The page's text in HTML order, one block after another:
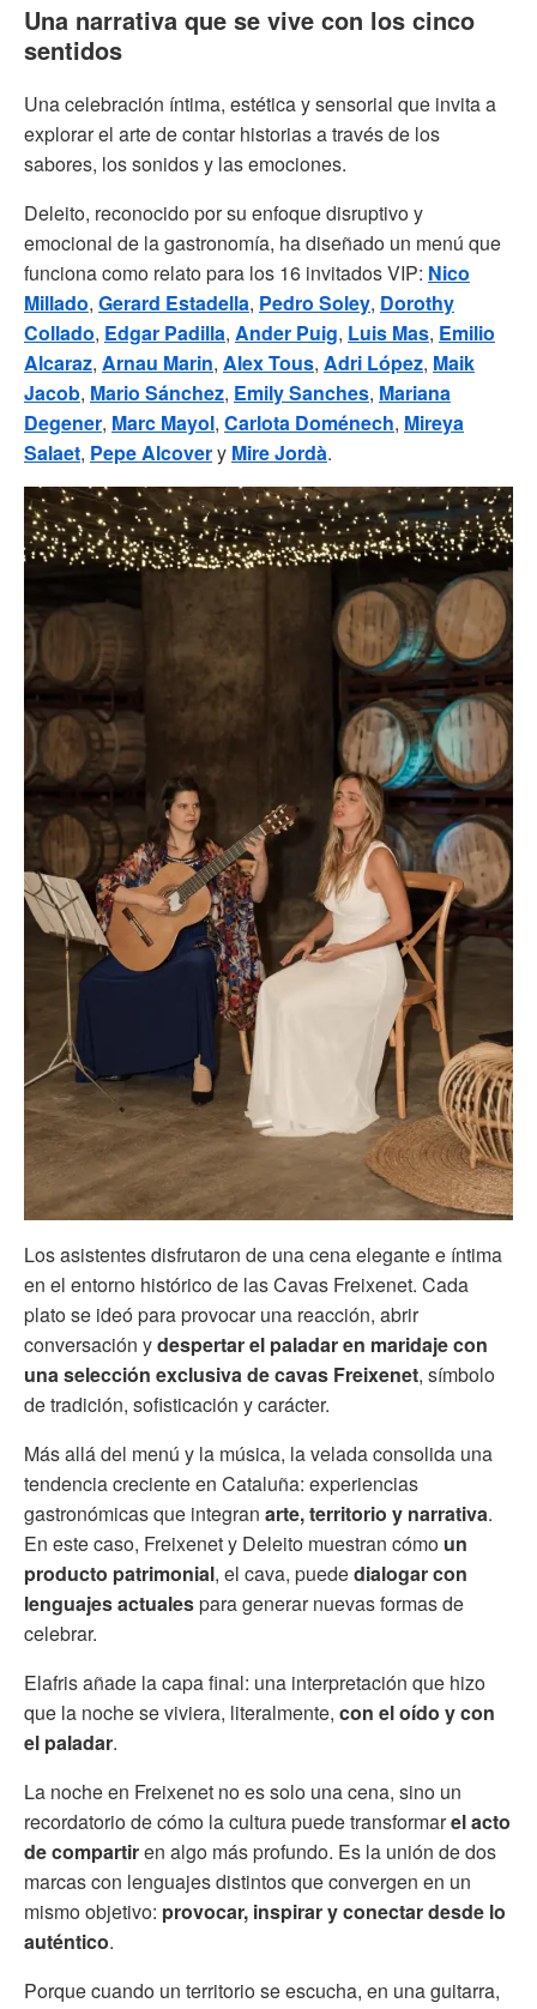
Una narrativa que se vive con los cinco
sentidos
Una celebración íntima, estética y sensorial que invita a
explorar el arte de contar historias a través de los
sabores, los sonidos y las emociones.
Deleito, reconocido por su enfoque disruptivo y
emocional de la gastronomía, ha diseñado un menú que
funciona como relato para los 16 invitados VIP: Nico
Millado, Gerard Estadella, Pedro Soley, Dorothy
Collado, Edgar Padilla, Ander Puig, Luis Mas, Emilio
Alcaraz, Arnau Marin, Alex Tous, Adri López, Maik
Jacob, Mario Sánchez, Emily Sanches, Mariana
Degener, Marc Mayol, Carlota Doménech, Mireya
Salaet, Pepe Alcovery Mire Jordà.
Los asistentes disfrutaron de una cena elegante e íntima
en el entorno histórico de las Cavas Freixenet. Cada
plato se ideó para provocar una reacción, abrir
conversación ydespertar el paladar en maridaje con
una selección exclusiva de cavas Freixenet, símbolo
de tradición, sofisticación y carácter.
Más allá del menú y la música, la velada consolida una
tendencia creciente en Cataluña: experiencias
gastronómicas que integran arte, territorio y narrativa.
En este caso, Freixenet y Deleito muestran cómo un
producto patrimonial, el cava, puededialogar con
lenguajes actualespara generar nuevas formas de
celebrar.
Elafris añade la capa final: una interpretación que hizo
que la noche se viviera, literalmente, con el oído y con
el paladar.
La noche en Freixenet no es solo una cena, sino un
recordatorio de cómo la cultura puede transformarel acto
de compartiren algo más profundo. Es la unión de dos
marcas con lenguajes distintos que convergen en un
mismo objetivo: provocar, inspirar y conectar desde lo
auténtico.
Porque cuando un territorio se escucha, en una guitarra,